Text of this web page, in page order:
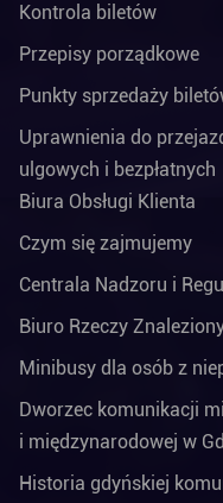
Kontrola biletów
Przepisy porządkowe
Punkty sprzedaży
Uprawnienia do
ulgowych i bezpłatnych
Biura Obsługi Klienta
Czym się zajmujemy
Centrala Nadzoru i
Biuro Rzeczy
Minibusy dla osób z
Dworzec komunikacji
i międzynarodowej w
Historia gdyńskiej